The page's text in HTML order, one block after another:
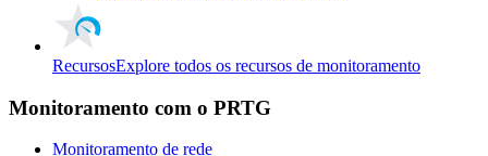
RecursosExplore todos os recursos de monitoramento
Monitoramento com o PRTG
Monitoramento de rede